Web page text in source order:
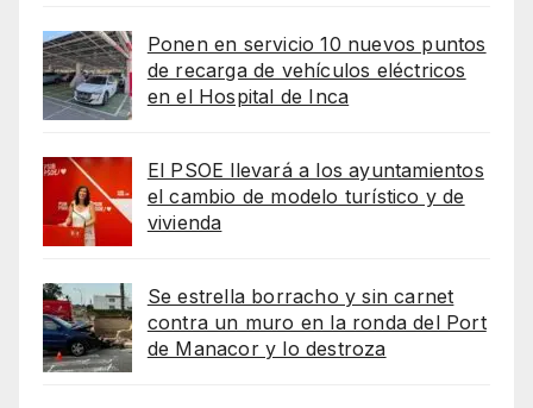
Ponen en servicio 10 nuevos puntos
de recarga de vehículos eléctricos
en el Hospital de Inca
El PSOE llevará a los ayuntamientos
el cambio de modelo turístico y de
vivienda
Se estrella borracho y sin carnet
contra un muro en la ronda del Port
de Manacor y lo destroza